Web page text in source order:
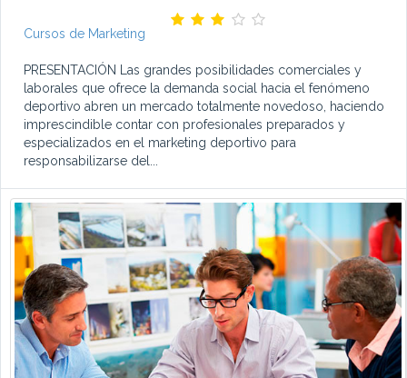
Cursos de Marketing
PRESENTACIÓN Las grandes posibilidades comerciales y
laborales que ofrece la demanda social hacia el fenómeno
deportivo abren un mercado totalmente novedoso, haciendo
imprescindible contar con profesionales preparados y
especializados en el marketing deportivo para
responsabilizarse del...